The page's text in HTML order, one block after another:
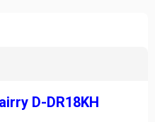
D-DR18KH